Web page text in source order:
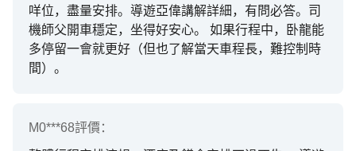
咩位，盡量安排。導遊亞偉講解詳細，有問必答。司
機師父開車穩定，坐得好安心。 如果行程中，卧龍能
多停留一會就更好（但也了解當天車程長，難控制時
間）。
M0***68評價：